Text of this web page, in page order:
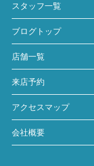
スタッフ一覧
ブログトップ
店舗一覧
来店予約
アクセスマップ
会社概要